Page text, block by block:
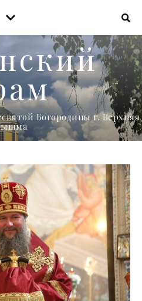
Богородицы г. Верхняя